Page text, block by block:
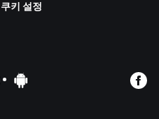
쿠키 설정